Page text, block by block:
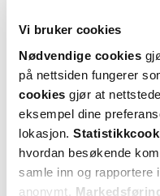
Vi bruker cookies
Nødvendige cookies
på nettsiden fungerer
cookies gjør at
eksempel dine
lokasjon.
hvordan besøkende
samle inn og rapportere
anonymt.
0 0
flagg denne anmeldelsen
22 dager siden